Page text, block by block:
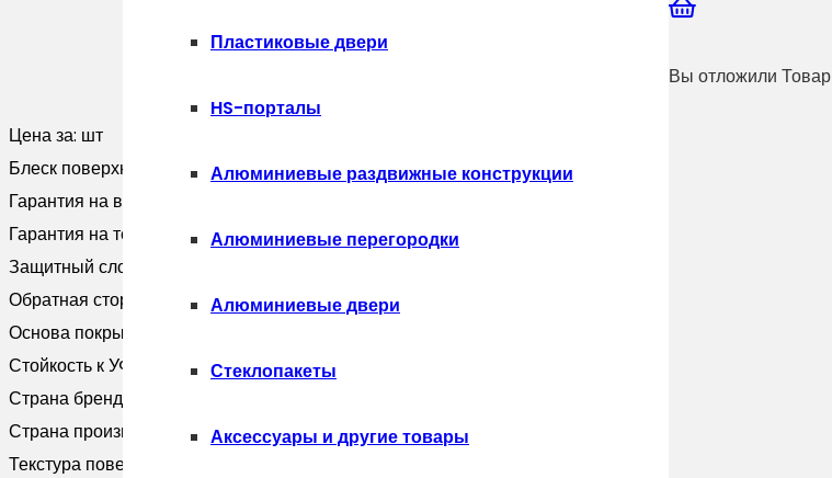
+7-910-327-77-88
Пластиковые двери
HS-порталы
Алюминиевые раздвижные конструкции
Алюминиевые перегородки
Алюминиевые двери
Стеклопакеты
Аксессуары и другие товары
Вы отложили Товар
Цена за: шт
Блеск поверхности:
Матовая
Гарантия на внешний вид:
Гарантия на технические хара:20 лет
Защитный слой, г/м2:
Обратная сторона:
Эпоксидная серая
Основа покрытия:
Стойкость к УФ:
Страна бренда:
Страна производитель: Россия
Текстура поверхности: